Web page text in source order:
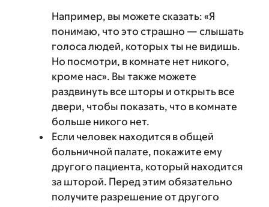
Например, вы можете сказать: «Я
понимаю, что это страшно — слышать
голоса людей, которых ты не видишь.
Но посмотри, в комнате нет никого,
кроме нас». Вы также можете
раздвинуть все шторы и открыть все
двери, чтобы показать, что в комнате
больше никого нет.
Если человек находится в общей
больничной палате, покажите ему
другого пациента, который находится
за шторой. Перед этим обязательно
получите разрешение от другого